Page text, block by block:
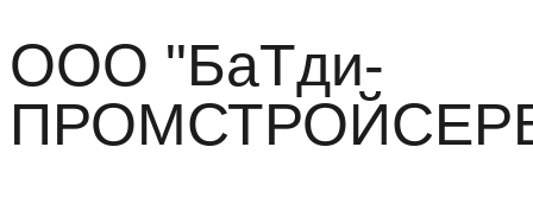
ООО "БаТди-